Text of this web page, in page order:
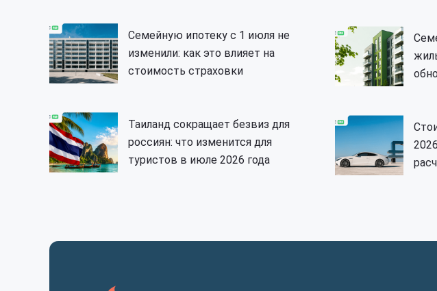
Семейную ипотеку с 1 июля не
изменили: как это влияет на
стоимость страховки
Таиланд сокращает безвиз для
россиян: что изменится для
туристов в июле 2026 года